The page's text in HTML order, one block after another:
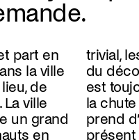
part en
la ville
de
ville
un grand
en
rebuts
y
après
la
prend
présent